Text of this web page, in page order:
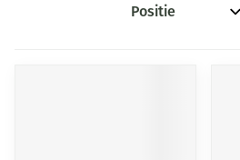
Sorteer op: